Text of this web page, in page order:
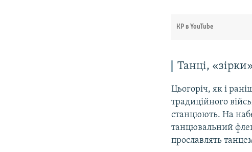
КР в YouTube
Танці,
Цьогоріч, як і
традиційного
станцюють. На
танцювальний
прославлять